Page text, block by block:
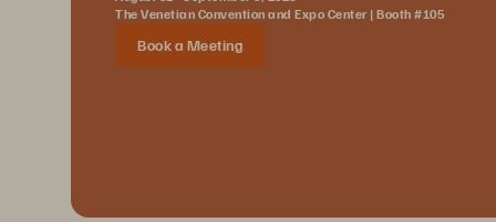
The Venetian Convention and Expo Center | Booth #105
Book a Meeting